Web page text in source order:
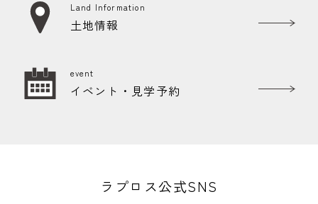
Land Information
土地情報
event
イベント・見学予約
ラプロス公式SNS